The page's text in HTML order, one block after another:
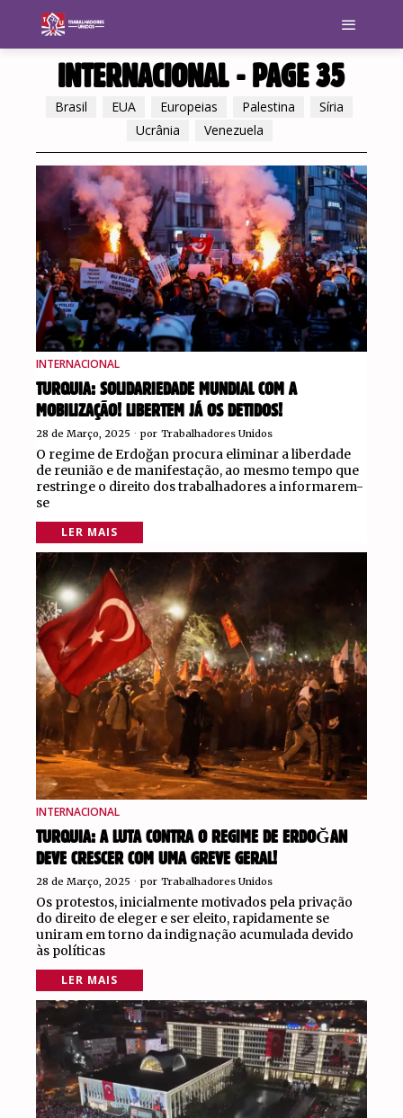
INTERNACIONAL- PAGE 35
Brasil EUA Europeias Palestina
Síria
Ucrânia
Venezuela
INTERNACIONAL
TURQUIA: SOLIDARIEDADE MUNDIAL COM A
MOBILIZAÇÃO! LIBERTEM JÁ OS DETIDOS!
28 de Março, 2025 por Trabalhadores Unidos
O regime de Erdoğan procura eliminar a liberdade
de reunião e de manifestação, ao mesmo tempo que
restringe o direito dos trabalhadores a informarem-
se
LER MAIS
INTERNACIONAL
TURQUIA: A LUTA CONTRA O REGIME DE ERDOĞAN
DEVE CRESCER COM UMA GREVE GERAL!
28 de Março, 2025 por Trabalhadores Unidos
Os protestos, inicialmente motivados pela privação
do direito de eleger e ser eleito, rapidamente se
uniram em torno da indignação acumulada devido
às políticas
LER MAIS